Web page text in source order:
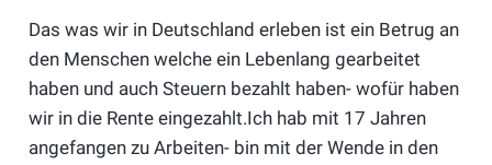
Das was wir in Deutschland erleben ist ein Betrug an
den Menschen welche ein Lebenlang gearbeitet
haben und auch Steuern bezahlt haben- wofür haben
wir in die Rente eingezahlt.Ich hab mit 17 Jahren
angefangen zu Arbeiten- bin mit der Wende in den